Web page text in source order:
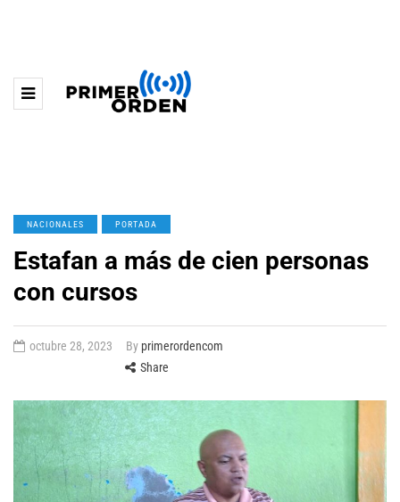
NACIONALES PORTADA
Estafan a más de cien personas
con cursos
octubre 28, 2023 By primerordencom
Share